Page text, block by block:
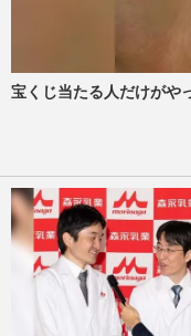
宝くじ当たる人だけがや